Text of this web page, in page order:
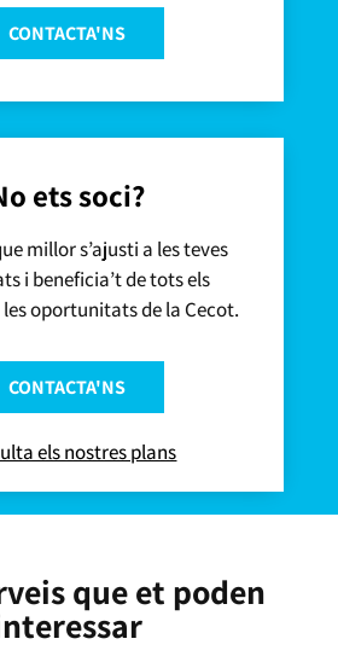
CONTACTA'NS
ets soci?
millor s’ajusti a les teves
i beneficia’t de tots els
oportunitats de la Cecot.
CONTACTA'NS
els nostres plans
que et poden